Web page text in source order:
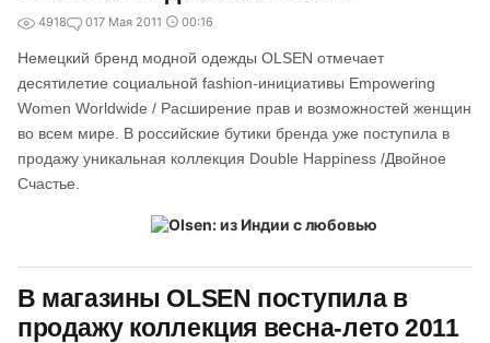
4918 017 Мая 2011 00:16
Немецкий бренд модной одежды OLSEN отмечает
десятилетие социальной fashion-инициативы Empowering
Women Worldwide / Расширение прав и возможностей женщин
во всем мире. В российские бутики бренда уже поступила в
продажу уникальная коллекция Double Happiness /Двойное
Счастье.
В магазины OLSEN поступила в
продажу коллекция весна-лето 2011